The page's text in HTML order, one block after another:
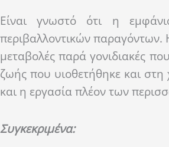
Είναι γνωστό ότι η
περιβαλλοντικών παραγόντων.
μεταβολές παρά γονιδιακές
ζωής που υιοθετήθηκε και
και η εργασία πλέον των
Συγκεκριμένα: